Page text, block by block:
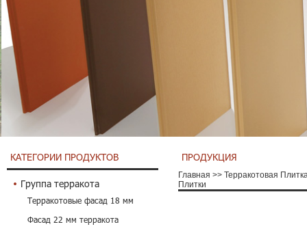
КАТЕГОРИИ ПРОДУКТОВ
Группа терракота
Терракотовые фасад 18 мм
Фасад 22 мм терракота
ПРОДУКЦИЯ
Главная >> Терракотовая
Плитки